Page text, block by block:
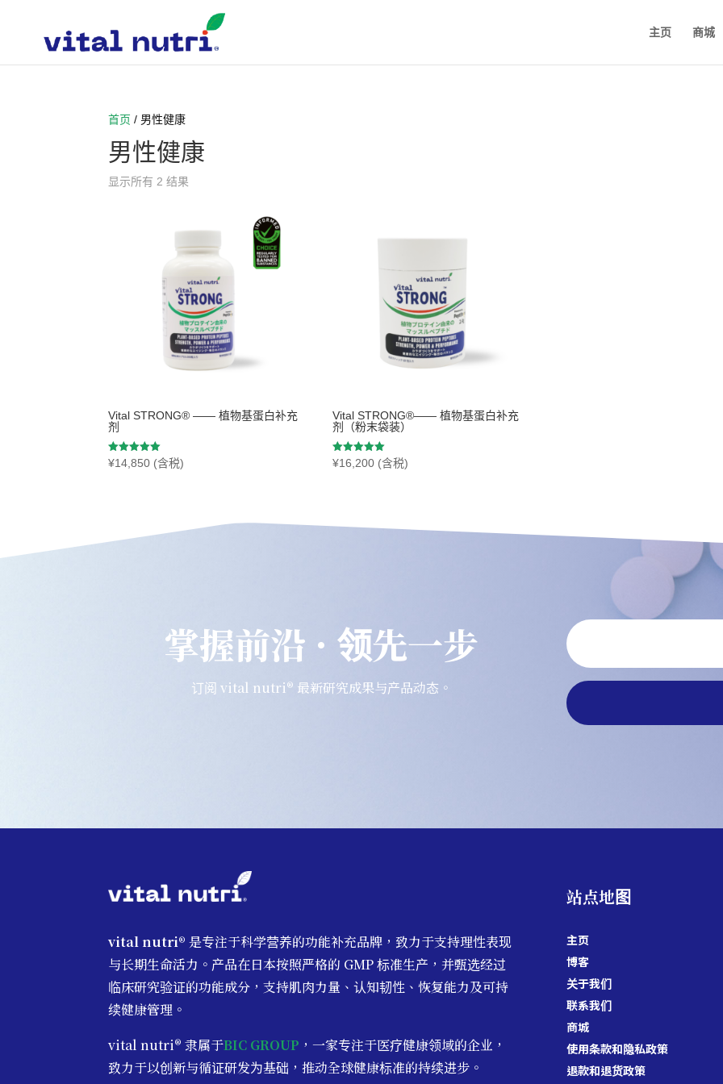
主页 商城
首页 / 男性健康
男性健康
显示所有 2 结果
Vital STRONG® —— 植物基蛋白补充
剂
评分
5.00
¥14,850 (含税)
Vital STRONG®—— 植物基蛋白补充
剂（粉末袋装）
评分
5.00
¥16,200 (含税)
掌握前沿 · 领先一步
订阅 vital nutri® 最新研究成果与产品动态。
vital nutri® 是专注于科学营养的功能补充品牌，致力于支持理性表现
与长期生命活力。产品在日本按照严格的 GMP 标准生产，并甄选经过
临床研究验证的功能成分，支持肌肉力量、认知韧性、恢复能力及可持
续健康管理。
vital nutri® 隶属于BIC GROUP ，一家专注于医疗健康领域的企业，
致力于以创新与循证研发为基础，推动全球健康标准的持续进步。
站点地图
主页
博客
关于我们
联系我们
商城
使用条款和隐私政策
退款和退货政策